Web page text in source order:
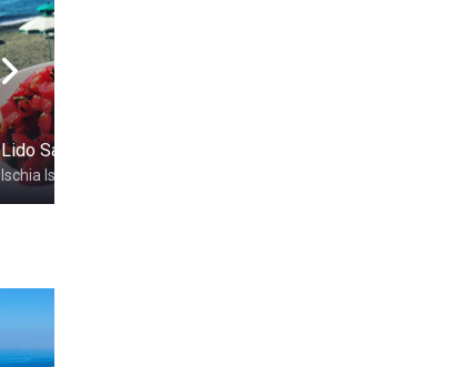
Lido Sammy
Ischia Isola